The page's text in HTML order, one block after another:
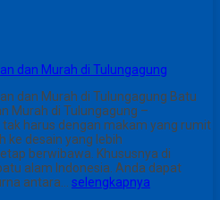
dan Murah di Tulungagung
dan Murah di Tulungagung Batu
Murah di Tulungagung –
harus dengan makam yang rumit
ke desain yang lebih
berwibawa. Khususnya di
alam Indonesia. Anda dapat
antara… selengkapnya